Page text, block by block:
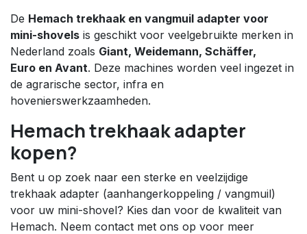
De Hemach trekhaak en vangmuil adapter voor
mini-shovels is geschikt voor veelgebruikte merken in
Nederland zoals Giant, Weidemann, Schäffer,
Euro en Avant. Deze machines worden veel ingezet in
de agrarische sector, infra en
hovenierswerkzaamheden.
Hemach trekhaak adapter
kopen?
Bent u op zoek naar een sterke en veelzijdige
trekhaak adapter (aanhangerkoppeling / vangmuil)
voor uw mini-shovel? Kies dan voor de kwaliteit van
Hemach. Neem contact met ons op voor meer